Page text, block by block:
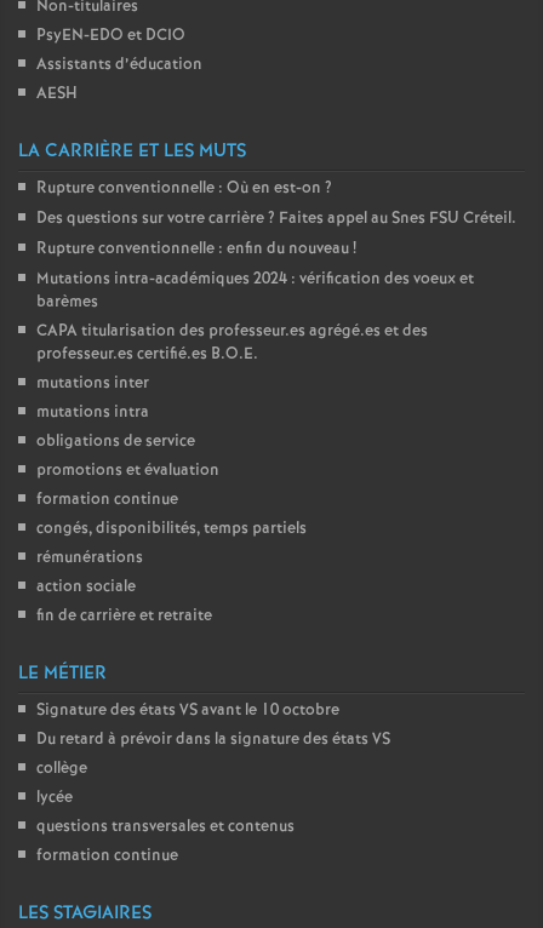
Non-titulaires
PsyEN-EDO et DCIO
Assistants d’éducation
AESH
LA CARRIÈRE ET LES MUTS
Rupture conventionnelle : Où en est-on ?
Des questions sur votre carrière? Faites appel au Snes FSU Créteil.
Rupture conventionnelle : enfin du nouveau!
Mutations intra-académiques 2024 : vérification des voeux et
barèmes
CAPAtitularisation des professeur.es agrégé.es et des
professeur.es certifié.es B.O.E.
mutations inter
mutations intra
obligations de service
promotions et évaluation
formation continue
congés, disponibilités, temps partiels
rémunérations
action sociale
fin de carrière et retraite
LE MÉTIER
Signature des états VSavant le 10 octobre
Du retard à prévoir dans la signature des états VS
collège
lycée
questions transversales et contenus
formation continue
LES STAGIAIRES